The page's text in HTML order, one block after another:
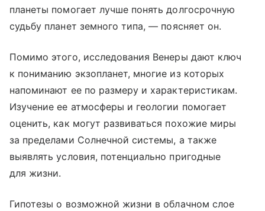
планеты помогает лучше понять долгосрочную
судьбу планет земного типа, — поясняет он.
Помимо этого, исследования Венеры дают ключ
к пониманию экзопланет, многие из которых
напоминают ее по размеру и характеристикам.
Изучение ее атмосферы и геологии помогает
оценить, как могут развиваться похожие миры
за пределами Солнечной системы, а также
выявлять условия, потенциально пригодные
для жизни.
Гипотезы о возможной жизни в облачном слое